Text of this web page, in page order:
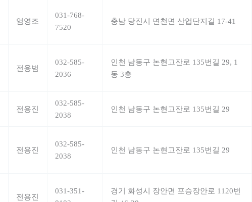
엄영조
031-768-
7520
충남 당진시 면천면 산업단지길 17-41
전용범
032-585-
2036
인천 남동구 논현고잔로 135번길 29, 1
동 3층
전용진
032-585-
2038
인천 남동구 논현고잔로 135번길 29
전용진
032-585-
2038
인천 남동구 논현고잔로 135번길 29
전용진
031-351-
경기 화성시 장안면 포승장안로 1120번